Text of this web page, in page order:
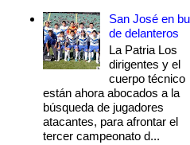
San José en
de delanteros
La Patria Los
dirigentes y el
cuerpo técnico
están ahora abocados a la
búsqueda de jugadores
atacantes, para afrontar el
tercer campeonato d...